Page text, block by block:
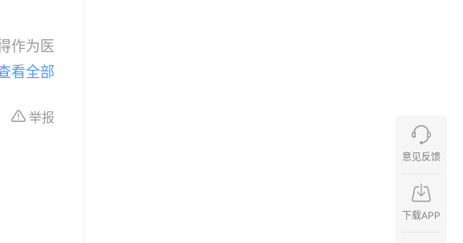
作为医
，但本
出版方
看全部
举报
意见反馈
下载APP